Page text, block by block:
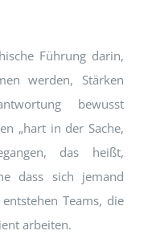
Führung darin,
werden, Stärken
bewusst
„hart in der Sache,
das heißt,
dass sich jemand
Teams, die
arbeiten.